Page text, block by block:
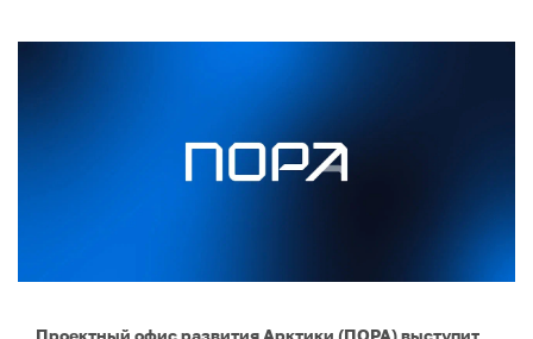
Проектный офис развития Арктики (ПОРА) выступит